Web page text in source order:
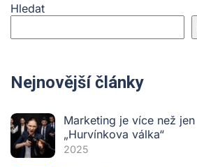
Hledat
Nejnovější články
Marketing je více než jen
„Hurvínkova válka“
2025